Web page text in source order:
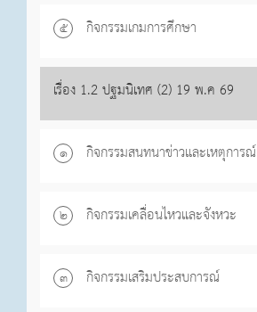
๕ กิจกรรมเกมการศึกษา
เรื่อง 1.2 ปฐมนิเทศ (2) 19 พ.ค 69
๑ กิจกรรมสนทนาข่าวและเหตุการณ์
๒ กิจกรรมเคลื่อนไหวและจังหวะ
๓ กิจกรรมเสริมประสบการณ์